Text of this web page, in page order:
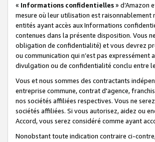
« Informations confidentielles» d’Amazon
mesure où leur utilisation est raisonnablement
entités ayant accès aux Informations
contenues dans la présente disposition. Vous
obligation de confidentialité) et vous devrez
ou communication qui n’est pas
divulgation ou de confidentialité conclu entre
Vous et nous sommes des contractants
entreprise commune, contrat d'agence,
nos sociétés affiliées respectives. Vous ne
sociétés affiliées. Si vous autorisez, aidez ou
Accord, vous serez considéré comme ayant
Nonobstant toute indication contraire ci-contre,